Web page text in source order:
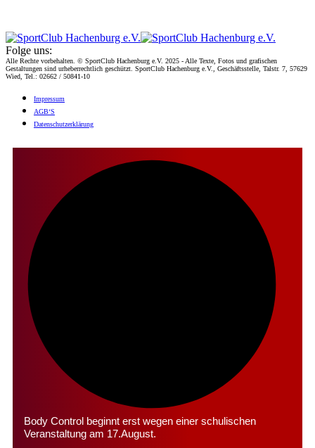
Folge uns:
Alle Rechte vorbehalten. © SportClub Hachenburg e.V. 2025 - Alle Texte, Fotos und grafischen
Gestaltungen sind urheberrechtlich geschützt. SportClub Hachenburg e.V., Geschäftsstelle, Talstr. 7, 57629
Wied, Tel.: 02662 / 50841-10
Impres­sum
AGB‘S
Daten­schutz­er­klä­rung
Body Control beginnt erst wegen einer schulischen
Veranstaltung am 17.August.